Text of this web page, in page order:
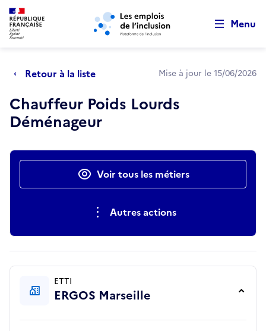
Aller au menu principal Aller au contenu principal
Menu
Retour à la liste Mise à jour le 15/06/2026
Chauffeur Poids Lourds
Déménageur
Actions rapidesVoir tous les métiers
Autres actions
ETTI
ERGOS Marseille
Retour au début de la page
Panneau de gestion des cookies